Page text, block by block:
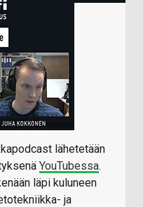
lähetetään
YouTubessa.
läpi kuluneen
ja